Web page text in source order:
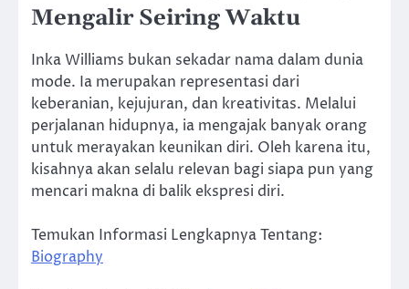
Mengalir Seiring Waktu
Inka Williams bukan sekadar nama dalam dunia
mode. Ia merupakan representasi dari
keberanian, kejujuran, dan kreativitas. Melalui
perjalanan hidupnya, ia mengajak banyak orang
untuk merayakan keunikan diri. Oleh karena itu,
kisahnya akan selalu relevan bagi siapa pun yang
mencari makna di balik ekspresi diri.
Temukan Informasi Lengkapnya Tentang:
Biography